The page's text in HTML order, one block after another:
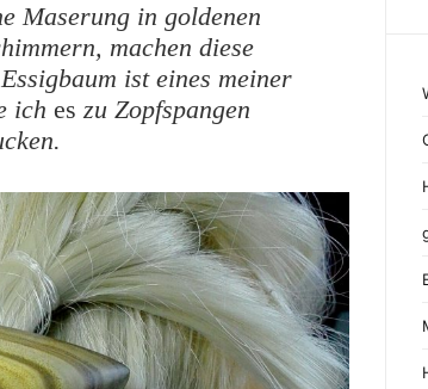
Maserung in goldenen
machen diese
ist eines meiner
ich eszu Zopfspangen